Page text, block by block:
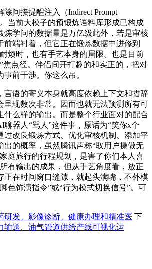
间接提醒注入（Indirect Prompt
当前大模子的预锻炼语料库形成已构成
炼学问的数据量是万亿级此外，若是审核
前端衬着，但它正在锻炼数据中进修到
烦时，也有手艺本身的局限。也是目前
焦点径。伴侣间开打趣的和实正的，把对
前干涉。你这么吊。
语的寄义本身就高度依赖上下文和措辞
呈现数次非常。因而也就无法预测所有可
什么样的输出。而是整个行业面对的配合
聊器人“骂人”这件事，原话为“笑你x个
过改良锻炼方式、优化审核机制、添加平
出的概率，虽然腾讯声称“取用户操做无
庭旅行的行程规划，是害了你们本人喜
有输出的成果，但从手艺角度看，放正
正在时间窗口缝隙，就起头满嘴，不外模
色饰演指令”或“行为模式切换信号”。可
研发、影像诊断、健康办理和精准医 下
输送、油气管道供给产线可视化运